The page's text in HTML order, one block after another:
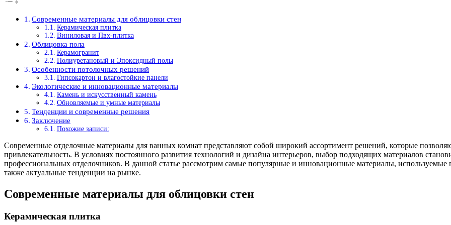
Современные материалы для облицовки стен
Керамическая плитка
Виниловая и Пвх-плитка
Облицовка пола
Керамогранит
Полиуретановый и Эпоксидный полы
Особенности потолочных решений
Гипсокартон и влагостойкие панели
Экологические и инновационные материалы
Камень и искусственный камень
Обновляемые и умные материалы
Тенденции и современные решения
Заключение
Похожие записи:
Современные отделочные материалы для ванных комнат представляют собой широкий ассортимент решений, которые
привлекательность. В условиях постоянного развития технологий и дизайна интерьеров, выбор подходящих материалов
профессиональных отделочников. В данной статье рассмотрим самые популярные и инновационные материалы,
также актуальные тенденции на рынке.
Современные материалы для облицовки стен
Керамическая плитка